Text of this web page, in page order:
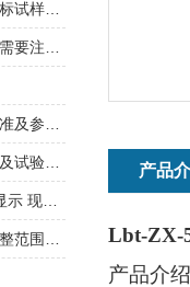
产品
Lbt-ZX-
产品介